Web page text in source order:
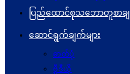
ပြည်ထောင်စုသဘောတူစာခ
ဆောင်ရွက်ချက်များ
ဓာတ်ပုံ
ဗွီဒီယို